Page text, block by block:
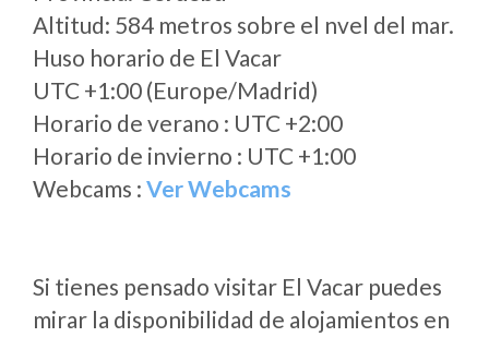
Altitud: 584 metros sobre el nvel del mar.
Huso horario de El Vacar
UTC +1:00 (Europe/Madrid)
Horario de verano : UTC +2:00
Horario de invierno : UTC +1:00
Webcams : Ver Webcams
Si tienes pensado visitar El Vacar puedes
mirar la disponibilidad de alojamientos en